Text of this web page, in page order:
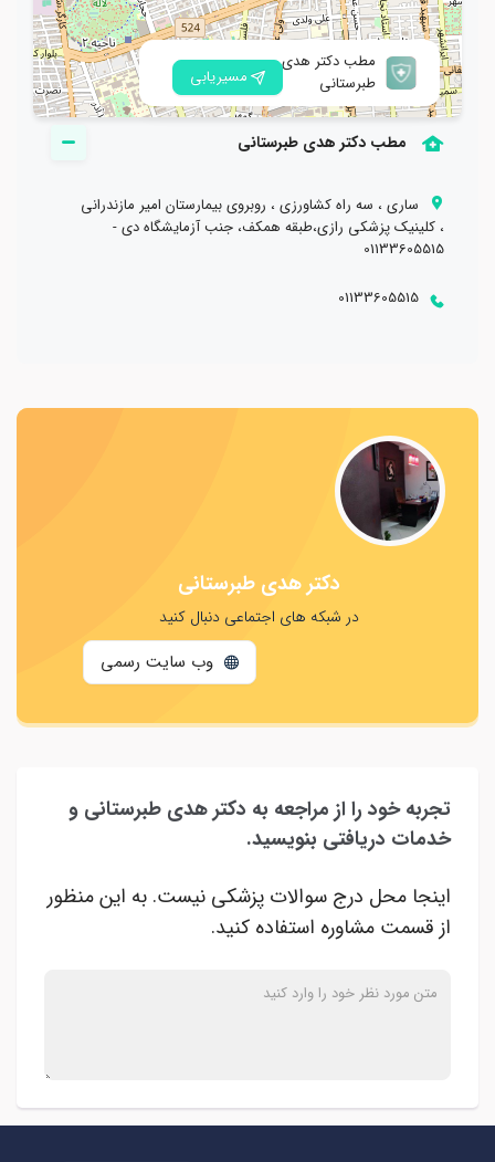
مطب دکتر هدی
طبرستانی
مسیریابی
مطب دکتر هدی طبرستانی
ساری ، سه راه کشاورزی ، روبروی بیمارستان امیر مازندرانی
، کلینیک پزشکی رازی،طبقه همکف، جنب آزمایشگاه دی -
01133605515
01133605515
دکتر هدی طبرستانی
در شبکه های اجتماعی دنبال کنید
وب سایت رسمی
تجربه خود را از مراجعه به دکتر هدی طبرستانی و
خدمات دریافتی بنویسید.
اینجا محل درج سوالات پزشکی نیست. به این منظور
از قسمت مشاوره استفاده کنید.